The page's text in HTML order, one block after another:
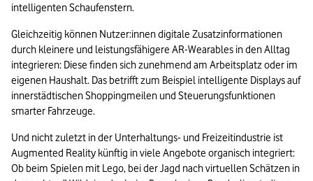
intelligenten Schaufenstern.
Gleichzeitig können Nutzer:innen digitale Zusatzinformationen
durch kleinere und leistungsfähigere AR-Wearables in den Alltag
integrieren: Diese finden sich zunehmend am Arbeitsplatz oder im
eigenen Haushalt. Das betrifft zum Beispiel intelligente Displays auf
innerstädtischen Shoppingmeilen und Steuerungsfunktionen
smarter Fahrzeuge.
Und nicht zuletzt in der Unterhaltungs- und Freizeitindustrie ist
Augmented Reality künftig in viele Angebote organisch integriert:
Ob beim Spielen mit Lego, bei der Jagd nach virtuellen Schätzen in